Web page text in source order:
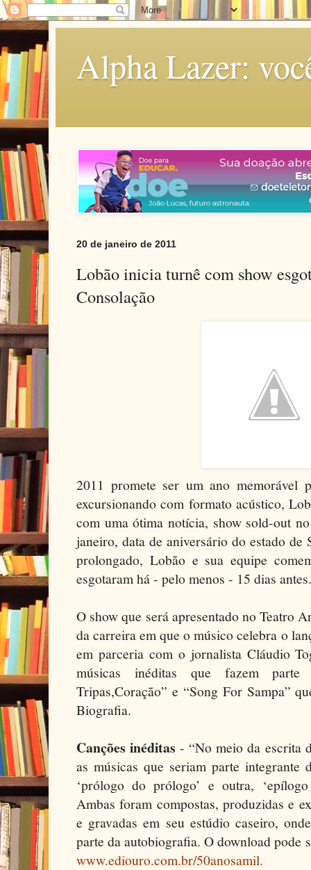
Alpha Lazer:
20 de janeiro de 2011
Lobão inicia turnê com show
Consolação
2011 promete ser um ano memorável
excursionando com formato acústico,
com uma ótima notícia, show sold-out
janeiro, data de aniversário do estado de
prolongado, Lobão e sua equipe
esgotaram há - pelo menos - 15 dias antes.
O show que será apresentado no Teatro
da carreira em que o músico celebra o
em parceria com o jornalista Cláudio
músicas inéditas que fazem
Tripas,Coração” e “Song For Sampa”
Biografia.
Canções inéditas - “No meio da escrita
as músicas que seriam parte
‘prólogo do prólogo’ e outra,
Ambas foram compostas, produzidas e
e gravadas em seu estúdio caseiro,
parte da autobiografia. O download pode
www.ediouro.com.br/50anosamil.